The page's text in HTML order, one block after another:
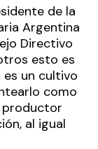
de la
Argentina
Directivo
esto es
un cultivo
como
productor
al igual